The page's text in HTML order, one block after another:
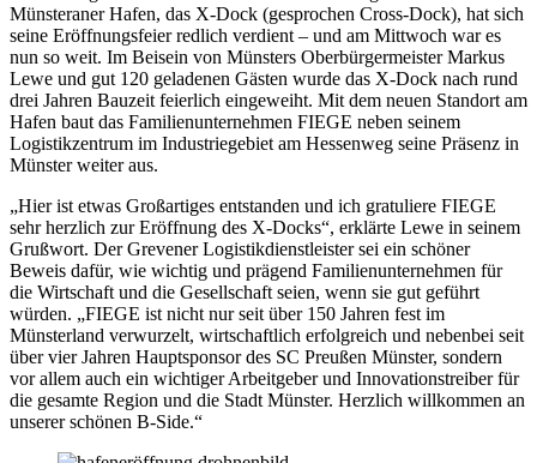
Münsteraner Hafen, das X-Dock (gesprochen Cross-Dock), hat sich
seine Eröffnungsfeier redlich verdient – und am Mittwoch war es
nun so weit. Im Beisein von Münsters Oberbürgermeister Markus
Lewe und gut 120 geladenen Gästen wurde das X-Dock nach rund
drei Jahren Bauzeit feierlich eingeweiht. Mit dem neuen Standort am
Hafen baut das Familienunternehmen FIEGE neben seinem
Logistikzentrum im Industriegebiet am Hessenweg seine Präsenz in
Münster weiter aus.
„Hier ist etwas Großartiges entstanden und ich gratuliere FIEGE
sehr herzlich zur Eröffnung des X-Docks“, erklärte Lewe in seinem
Grußwort. Der Grevener Logistikdienstleister sei ein schöner
Beweis dafür, wie wichtig und prägend Familienunternehmen für
die Wirtschaft und die Gesellschaft seien, wenn sie gut geführt
würden. „FIEGE ist nicht nur seit über 150 Jahren fest im
Münsterland verwurzelt, wirtschaftlich erfolgreich und nebenbei seit
über vier Jahren Hauptsponsor des SC Preußen Münster, sondern
vor allem auch ein wichtiger Arbeitgeber und Innovationstreiber für
die gesamte Region und die Stadt Münster. Herzlich willkommen an
unserer schönen B-Side.“